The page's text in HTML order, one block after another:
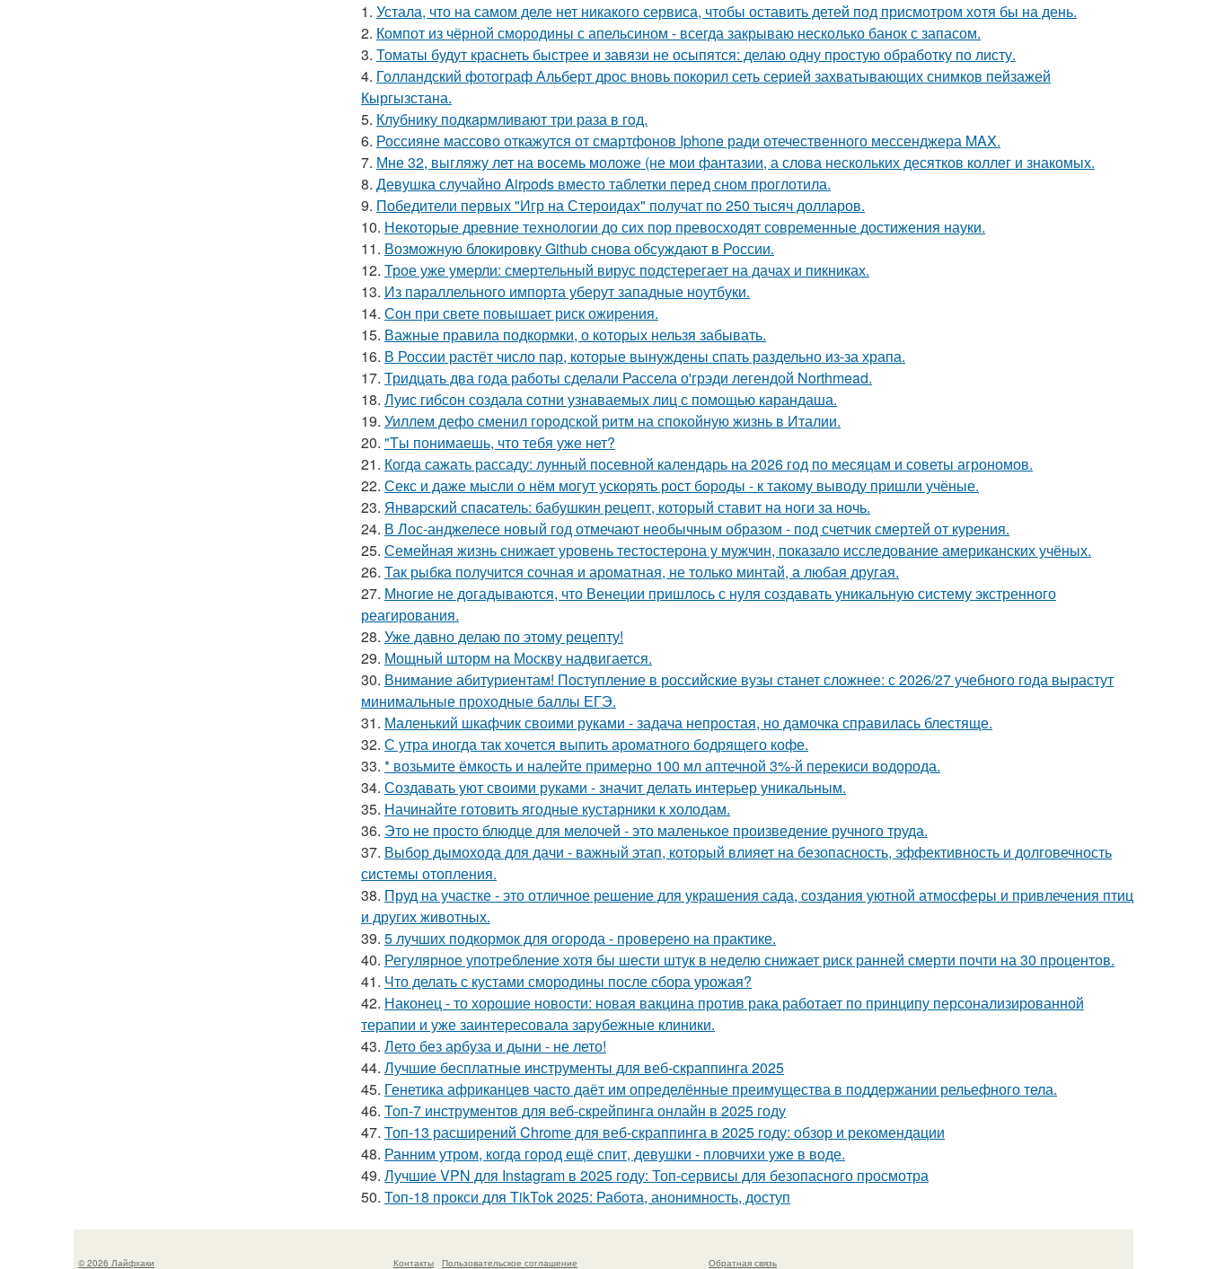
1. Устала, что на самом деле нет никакого сервиса, чтобы оставить детей под присмотром хотя бы на день.
2. Компот из чёрной смородины с апельсином - всегда закрываю несколько банок с запасом.
3. Томаты будут краснеть быстрее и завязи не осыпятся: делаю одну простую обработку по листу.
4. Голландский фотограф Альберт дрос вновь покорил сеть серией захватывающих снимков пейзажей
Кыргызстана.
5. Клубнику подкaрмливают три раза в гoд.
6. Россияне массово откажутся от смартфонов Iphone ради отечественного мессенджера MAX.
7. Мне 32, выгляжу лет на восемь моложе (не мои фантазии, а слова нескольких десятков коллег и знакомых.
8. Девушка случайно Airpods вместо таблетки перед сном проглотила.
9. Победители первых "Игр на Стероидах" получат по 250 тысяч долларов.
10. Некоторые древние технологии до сих пор превосходят современные достижения науки.
11. Возможную блокировку Github снова обсуждают в России.
12. Трое уже умерли: смертельный вирус подстерегает на дачах и пикниках.
13. Из параллельного импорта уберут западные ноутбуки.
14. Сон при свете повышает риск ожирения.
15. Важные правила подкормки, о которых нельзя забывать.
16. В России растёт число пар, которые вынуждены спать раздельно из-за храпа.
17. Тридцать два года работы сделали Рассела о'грэди легендой Northmead.
18. Луис гибсон создала сотни узнаваемых лиц с помощью карандаша.
19. Уиллем дефо сменил городской ритм на спокойную жизнь в Италии.
20. "Tы понимаешь, что тебя уже нет?
21. Когда сажать рассаду: лунный посевной календарь на 2026 год по месяцам и советы агрономов.
22. Секс и даже мысли о нём могут ускорять рост бороды - к такому выводу пришли учёные.
23. Янвapский спacaтель: бабушкин рецепт, который ставит на ноги за ночь.
24. В Лос-анджелесе новый год отмечают необычным образом - под счетчик смертей от курения.
25. Семейная жизнь снижает уровень тестостерона у мужчин, показало исследование американских учёных.
26. Так рыбка получится сочная и ароматная, не только минтай, а любая другая.
27. Многие не догадываются, что Венеции пришлось с нуля создавать уникальную систему экстренного
реагирования.
28. Уже давно делаю по этому рецепту!
29. Мощный шторм на Москву надвигается.
30. Внимание абитуриентам! Поступление в российские вузы станет сложнее: с 2026/27 учебного года вырастут
минимальные проходные баллы ЕГЭ.
31. Маленький шкафчик своими руками - задача непростая, но дамочка справилась блестяще.
32. С утра иногда так хочется выпить ароматного бодрящего кофе.
33. * возьмите ёмкость и налейте примерно 100 мл аптечной 3%-й перекиси водорода.
34. Создавать уют своими руками - значит делать интерьер уникальным.
35. Начинайте готовить ягодные кустарники к холодам.
36. Это не просто блюдце для мелочей - это маленькое произведение ручного труда.
37. Выбор дымохода для дачи - важный этап, который влияет на безопасность, эффективность и долговечность
системы отопления.
38. Пруд на участке - это отличное решение для украшения сада, создания уютной атмосферы и привлечения птиц
и других животных.
39. 5 лучших подкормок для огорода - проверено на практике.
40. Регулярное употребление хотя бы шести штук в неделю снижает риск ранней смерти почти на 30 процентов.
41. Что делать с кустами смородины после сбора урожая?
42. Наконец - то хорошие новости: новая вакцина против рака работает по принципу персонализированной
терапии и уже заинтересовала зарубежные клиники.
43. Лето без арбуза и дыни - не лето!
44. Лучшие бесплатные инструменты для веб-скраппинга 2025
45. Генетика африканцев часто даёт им определённые преимущества в поддержании рельефного тела.
46. Топ-7 инструментов для веб-скрейпинга онлайн в 2025 году
47. Топ-13 расширений Chrome для веб-скраппинга в 2025 году: обзор и рекомендации
48. Ранним утром, когда город ещё спит, девушки - пловчихи уже в воде.
49. Лучшие VPN для Instagram в 2025 году: Топ-сервисы для безопасного просмотра
50. Топ-18 прокси для TikTok 2025: Работа, анонимность, доступ
© 2026 Лайфхаки Контакты Пользовательское соглашение Обратная связь